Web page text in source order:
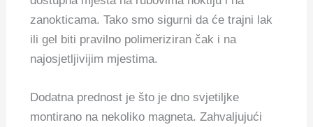
zanokticama. Tako smo sigurni da će trajni lak
ili gel biti pravilno polimeriziran čak i na
najosjetljivijim mjestima.
Dodatna prednost je što je dno svjetiljke
montirano na nekoliko magneta. Zahvaljujući